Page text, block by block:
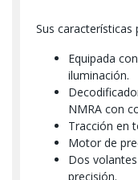
Sus características
Equipada
iluminación.
NMRA con
Tracción en
Motor de
Dos
precisión.